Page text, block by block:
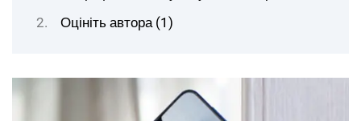
Оцініть автора (1)